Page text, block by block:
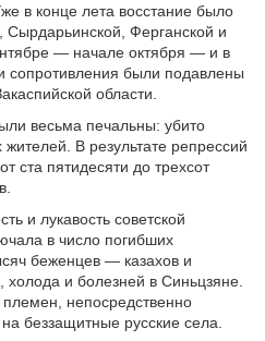
в конце лета восстание было
Ферганской и
— начале октября — и в
сопротивления были подавлены
области.
весьма печальны: убито
В результате репрессий
ста пятидесяти до трехсот
и лукавость советской
в число погибших
беженцев — казахов и
холода и болезней в Синьцзяне.
непосредственно
беззащитные русские села.